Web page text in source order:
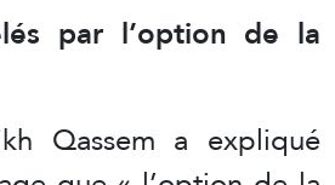
par l’option de la
Qassem a expliqué